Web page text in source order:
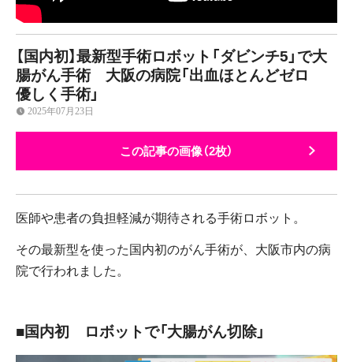
【国内初】最新型手術ロボット「ダビンチ5」で大
腸がん手術 大阪の病院「出血ほとんどゼロ
優しく手術」
2025年07月23日
この記事の画像（2枚）
医師や患者の負担軽減が期待される手術ロボット。
その最新型を使った国内初のがん手術が、大阪市内の病
院で行われました。
■国内初 ロボットで「大腸がん切除」